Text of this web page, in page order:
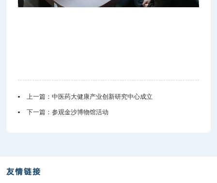
上一篇：中医药大健康产业创新研究中心成立
下一篇：参观金沙博物馆活动
友情链接